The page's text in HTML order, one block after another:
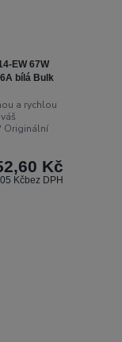
EW 67W
bílá Bulk
a rychlou
Originální
Kč
Kčbez DPH